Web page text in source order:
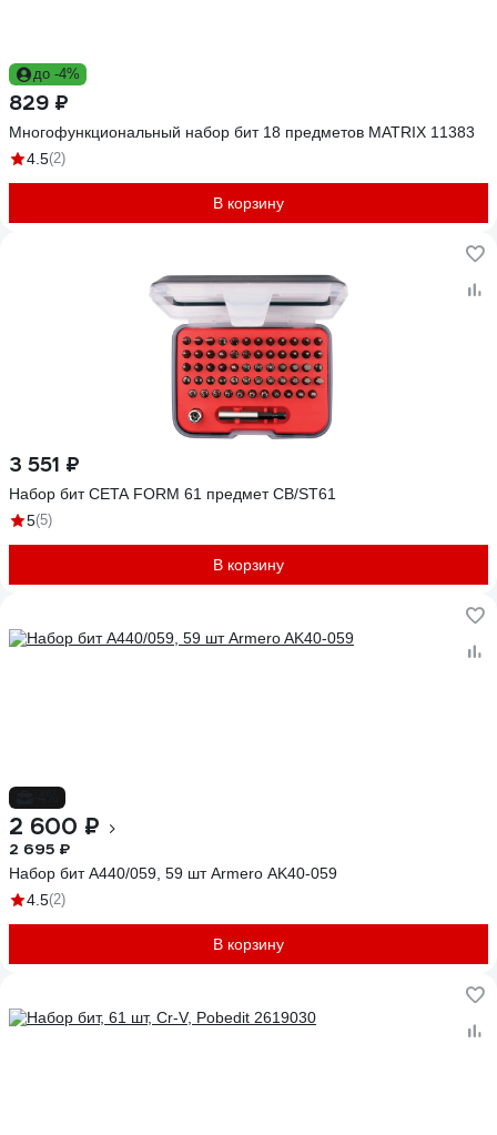
до -4%
829 ₽
Многофункциональный набор бит 18 предметов MATRIX 11383
4.5(2)
В корзину
3 551 ₽
Набор бит CETA FORM 61 предмет CB/ST61
5(5)
В корзину
2 600 ₽
2 695 ₽
Набор бит A440/059, 59 шт Armero AK40-059
4.5(2)
В корзину